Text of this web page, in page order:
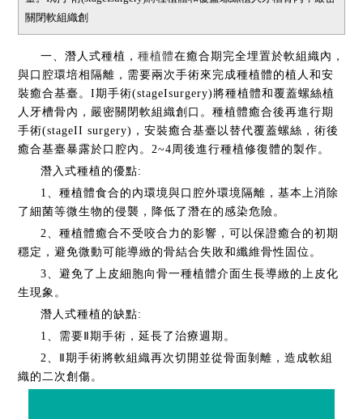
關閉軟組織創
一、潛人式種植，種植體在癒合期完全埋置於軟組織內，
與口腔環培相隔離，需要兩次手術來完成種植體的植人和安
裝癒合基臺。I期手術(stageIsurgery)將種植體和覆蓋螺絲植
人牙槽骨內，嚴密關閉軟組織創口。種植體癒合後再進行期
手術(stageII surgery)，安裝癒合基臺以替代覆蓋螺絲，術後
癒合基臺暴露於口腔內。2~4周後進行種植修復體的製作。
潛入式種植的優點:
1、種植體食合的內環境與口腔外環境隔離，基本上消除
了細菌等微生物的侵襲，降低了潛在的感染危險。
2、種植體癒合不受咬合力的影響，可以保證癒合的初期
穩定，避免微動可能導緻的骨結合失敗和纖維骨性固位。
3、避免了上皮細胞向骨一種植體介面生長導緻的上皮化
生現象。
潛人式種植的缺點:
1、需要Ⅱ期手術，延長了治療週期。
2、Ⅱ期手術將軟組織再次切開並從骨面剝離，造成軟組
織的二次創傷。